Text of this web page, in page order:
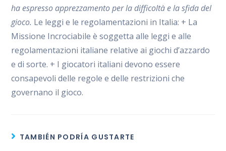
ha espresso apprezzamento per la difficoltà e la sfida del
gioco. Le leggi e le regolamentazioni in Italia: + La
Missione Incrociabile è soggetta alle leggi e alle
regolamentazioni italiane relative ai giochi d’azzardo
e di sorte. + I giocatori italiani devono essere
consapevoli delle regole e delle restrizioni che
governano il gioco.
TAMBIÉN PODRÍA GUSTARTE